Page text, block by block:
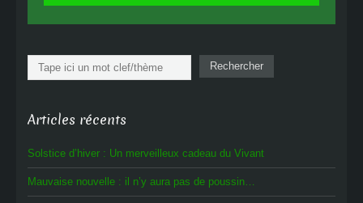
Rechercher Rechercher
Articles récents
Solstice d’hiver : Un merveilleux cadeau du Vivant
Mauvaise nouvelle : il n’y aura pas de poussin…